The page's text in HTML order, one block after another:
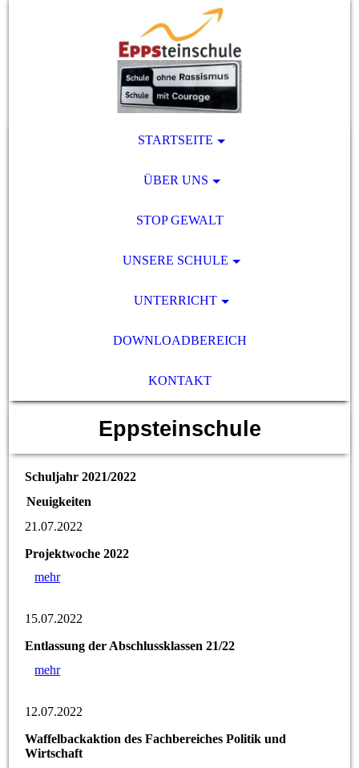
STARTSEITE
ÜBER UNS
STOP GEWALT
UNSERE SCHULE
UNTERRICHT
DOWNLOADBEREICH
KONTAKT
Eppsteinschule
Schuljahr 2021/2022
Neuigkeiten
21.07.2022
Projektwoche 2022
mehr
15.07.2022
Entlassung der Abschlussklassen 21/22
mehr
12.07.2022
Waffelbackaktion des Fachbereiches Politik und
Wirtschaft